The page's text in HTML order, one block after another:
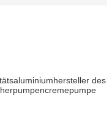
des